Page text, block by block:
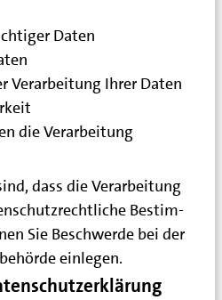
Daten
Ver­ar­bei­tung Ihrer Daten
die Ver­ar­bei­tung
dass die Ver­ar­bei­tung
Bestim­
Sie Beschwer­de bei der
einlegen.